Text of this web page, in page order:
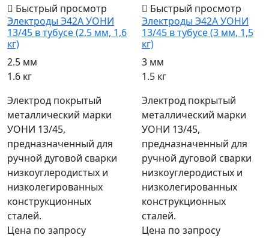
Быстрый просмотр
Электроды Э42А УОНИ
13/45 в тубусе (2,5 мм, 1,6
кг)
2.5 мм
1.6 кг
Электрод покрытый
металлический марки
УОНИ 13/45,
предназначенный для
ручной дуговой сварки
низкоуглеродистых и
низколегированных
конструкционных
сталей.
Цена по запросу
Быстрый просмотр
Электроды Э42А УОНИ
13/45 в тубусе (3 мм, 1,5
кг)
3 мм
1.5 кг
Электрод покрытый
металлический марки
УОНИ 13/45,
предназначенный для
ручной дуговой сварки
низкоуглеродистых и
низколегированных
конструкционных
сталей.
Цена по запросу